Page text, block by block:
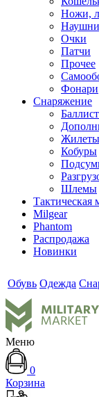
Ножи,
Очки
Патчи
Прочее
Фонари
Снаряжение
Жилеты
Кобуры
Шлемы
Тактическая
Milgear
Phantom
Распродажа
Новинки
Обувь Одежда
Меню
0
Корзина